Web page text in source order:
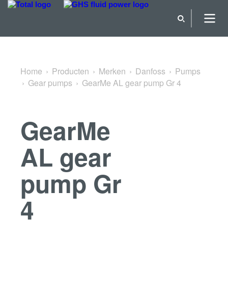
Terug naar Gear pumps
Home Producten Merken Danfoss
Pumps
Gear pumps
GearMe AL gear pump Gr 4
GearMe
AL gear
pump Gr
4